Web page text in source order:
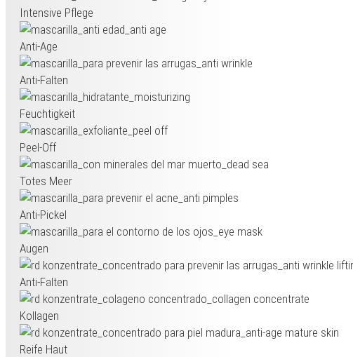
Intensive Pflege
Anti-Age
Anti-Falten
Feuchtigkeit
Peel-Off
Totes Meer
Anti-Pickel
Augen
Anti-Falten
Kollagen
Reife Haut